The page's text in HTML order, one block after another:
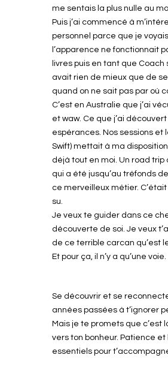
me sentais la plus nulle au
Puis j’ai commencé à
personnel parce que je
l’apparence ne fonctionnait
livres puis en tant que Coach
avait rien de mieux que de
quand on ne sait pas par où
C’est en Australie que j’ai
et waw. Ce que j’ai
espérances. Nos sessions et
Swift) mettait à ma
déjà tout en moi. Un road
qui a été jusqu’au tréfonds
ce merveilleux métier.
su.
Je veux te guider dans ce
découverte de soi. Je veux
de ce terrible carcan qu’est
Et pour ça, il n’y a qu’une
Se découvrir et se
années passées à t’ignorer
Mais je te promets que c’est
vers ton bonheur. Patience
essentiels pour